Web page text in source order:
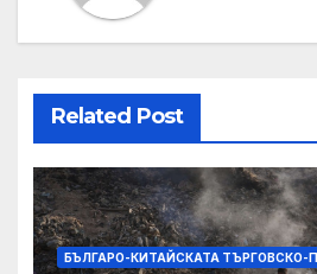
Related Post
БЪЛГАРО-КИТАЙСКАТА